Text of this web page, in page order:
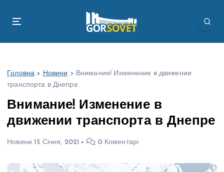
Головна > Новини > Внимание! Изменение в движении
транспорта в Днепре
Внимание! Изменение в
движении транспорта в Днепре
Новини 15 Січня, 2021 0 Коментарі